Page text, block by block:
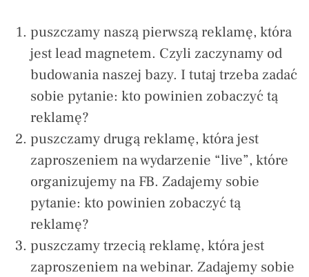
puszczamy naszą pierwszą reklamę, która
jest lead magnetem. Czyli zaczynamy od
budowania naszej bazy. I tutaj trzeba zadać
sobie pytanie: kto powinien zobaczyć tą
reklamę?
puszczamy drugą reklamę, która jest
zaproszeniem na wydarzenie “live”, które
organizujemy na FB. Zadajemy sobie
pytanie: kto powinien zobaczyć tą
reklamę?
puszczamy trzecią reklamę, która jest
zaproszeniem na webinar. Zadajemy sobie